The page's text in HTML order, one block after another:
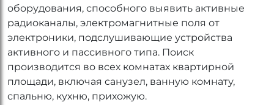
оборудования, способного выявить активные
радиоканалы, электромагнитные поля от
электроники, подслушивающие устройства
активного и пассивного типа. Поиск
производится во всех комнатах квартирной
площади, включая санузел, ванную комнату,
спальню, кухню, прихожую.